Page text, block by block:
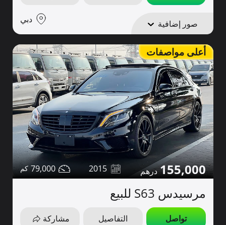
صور إضافية دبي
أعلى مواصفات
155,000
2015
79,000
مرسيدس S63 للبيع
تواصل التفاصيل مشاركة